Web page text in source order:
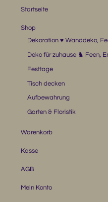
Startseite
Shop
Dekoration ♥ Wanddeko,
Deko für zuhause ♞ Feen,
Festtage
Tisch decken
Aufbewahrung
Garten & Floristik
Warenkorb
Kasse
AGB
Mein Konto